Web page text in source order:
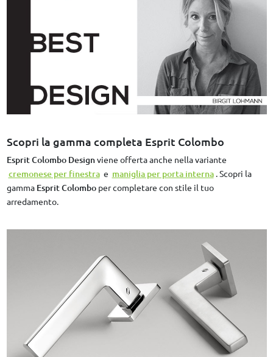
Scopri la gamma completa Esprit Colombo
Esprit Colombo Designviene offerta anche nella variante
cremonese per finestra e maniglia per porta interna . Scopri la
gamma Esprit Colomboper completare con stile il tuo
arredamento.